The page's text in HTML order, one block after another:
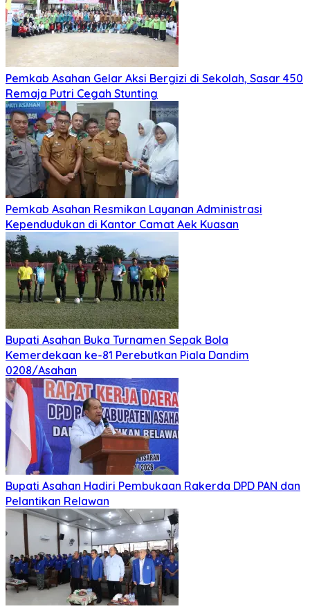
Juli 30, 2026Juli 30, 2026
Pemko Medan Lantik 22 Pejabat Manajerial, Rico
Waas Minta Pelayanan Publik Lebih Cepat dan
Transparan
Juli 30, 2026Juli 30, 2026
Rico Waas Lepas Purna Tugas Sekda Medan Wiriya
Alrahman, Sebut Pengabdian Tak Pernah Berakhir
Selengkapnya
Asahan
PRSU ke-50 Resmi Ditutup, Perputaran Uang Capai
Rp50 Miliar